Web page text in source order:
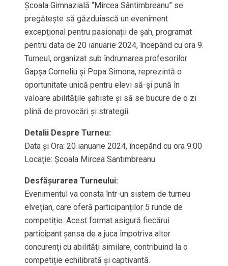
Școala Gimnazială “Mircea Sântimbreanu” se
pregătește să găzduiască un eveniment
excepțional pentru pasionații de șah, programat
pentru data de 20 ianuarie 2024, începând cu ora 9.
Turneul, organizat sub îndrumarea profesorilor
Gapșa Corneliu și Popa Simona, reprezintă o
oportunitate unică pentru elevi să-și pună în
valoare abilitățile șahiste și să se bucure de o zi
plină de provocări și strategii.
Detalii Despre Turneu:
Data și Ora: 20 ianuarie 2024, începând cu ora 9:00
Locație: Școala Mircea Santimbreanu
Desfășurarea Turneului:
Evenimentul va consta într-un sistem de turneu
elvețian, care oferă participanților 5 runde de
competiție. Acest format asigură fiecărui
participant șansa de a juca împotriva altor
concurenți cu abilități similare, contribuind la o
competiție echilibrată și captivantă.